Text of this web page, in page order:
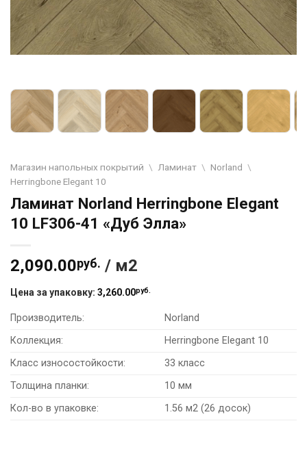
Магазин напольных покрытий \ Ламинат \ Norland \
Herringbone Elegant 10
Ламинат Norland Herringbone Elegant
10 LF306-41 «Дуб Элла»
2,090.00руб. / м2
Цена за упаковку: 3,260.00руб.
Производитель:
Norland
Коллекция:
Herringbone Elegant 10
Класс износостойкости:
33 класс
Толщина планки:
10 мм
Кол-во в упаковке:
1.56 м2 (26 досок)